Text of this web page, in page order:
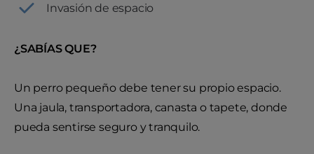
Invasión de espacio
¿SABÍAS QUE?
Un perro pequeño debe tener su propio espacio.
Una jaula, transportadora, canasta o tapete, donde
pueda sentirse seguro y tranquilo.